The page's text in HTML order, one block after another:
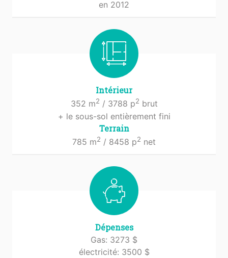
en 2012
Intérieur
352 m2 / 3788 p2 brut
+ le sous-sol entièrement fini
Terrain
785 m2 / 8458 p2 net
Dépenses
Gas: 3273 $
électricité: 3500 $